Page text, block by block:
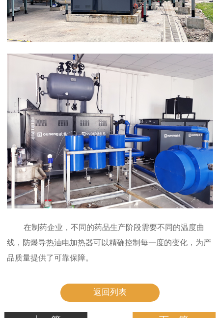
在制药企业，不同的药品生产阶段需要不同的温度曲
线，防爆导热油电加热器可以精确控制每一度的变化，为产
品质量提供了可靠保障。
返回列表